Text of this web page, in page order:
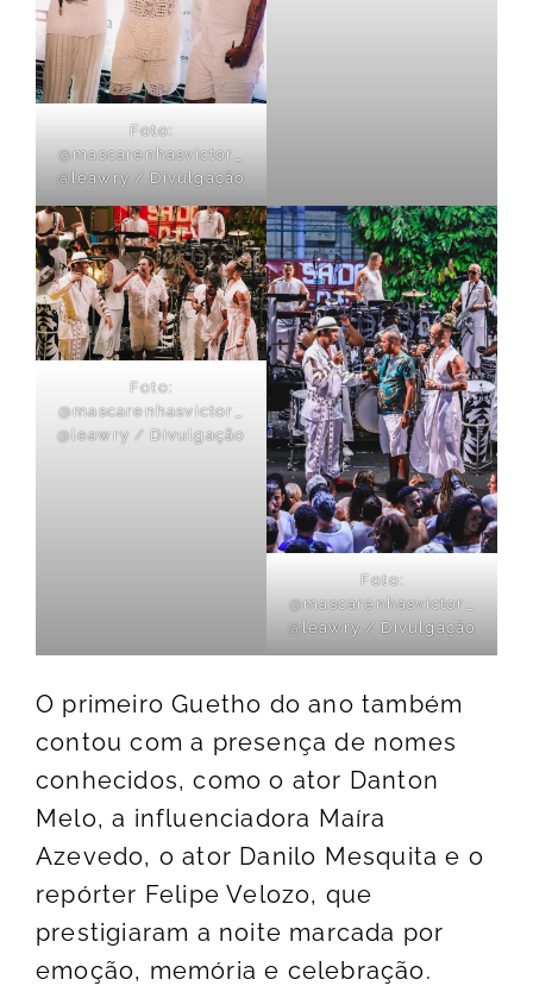
Foto:
@mascarenhasvictor_
@leawry / Divulgação
Foto:
@mascarenhasvictor_
@leawry / Divulgação
Foto:
@mascarenhasvictor_
@leawry / Divulgação
O primeiro Guetho do ano também
contou com a presença de nomes
conhecidos, como o ator Danton
Melo, a influenciadora Maíra
Azevedo, o ator Danilo Mesquita e o
repórter Felipe Velozo, que
prestigiaram a noite marcada por
emoção, memória e celebração.